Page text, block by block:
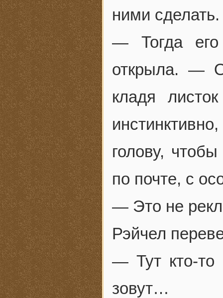
ними сделать.
— Тогда
открыла. —
кладя
голову,
по почте, с
— Это не
Рэйчел
— Тут кто-
зовут…